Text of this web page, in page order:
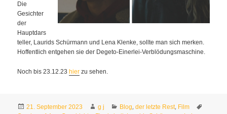
Die
Gesichter
der
Hauptdars
teller, Laurids Schürmann und Lena Klenke, sollte man sich merken.
Hoffentlich entgehen sie der Degeto-Einerlei-Verblödungsmaschine.
Noch bis 23.12.23hier zu sehen.
Veröffentlicht
21. September 2023 Autor
g j Kategorien
Blog,der letzte Rest, Film